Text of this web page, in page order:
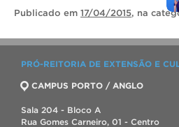
Publicado em 17/04/2015, na
PRÓ-REITORIA DE EXTENSÃO E
CAMPUS PORTO / ANGLO
Sala 204 - Bloco A
Rua Gomes Carneiro, 01 - Centro